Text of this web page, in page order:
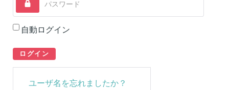
自動ログイン
ログイン
ユーザ名を忘れましたか？